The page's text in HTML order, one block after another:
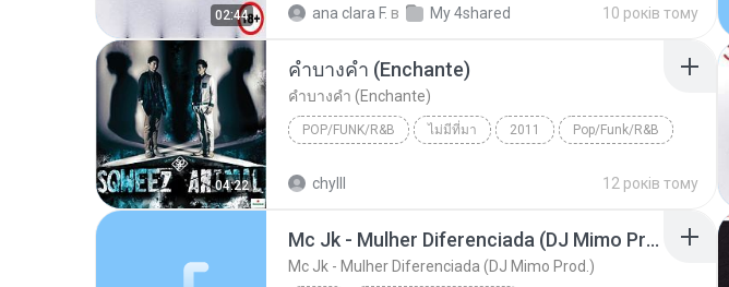
02:44 ana clara F. в My 4shared 10 років тому
04:22
คำบางคำ (Enchante)
คำบางคำ (Enchante)
POP/FUNK/R&B ไม่มีที่มา 2011 Pop/Funk/R&B
chylll 12 років тому
Mc Jk - Mulher Diferenciada (DJ Mimo Prod.)
Mc Jk - Mulher Diferenciada (DJ Mimo Prod.)